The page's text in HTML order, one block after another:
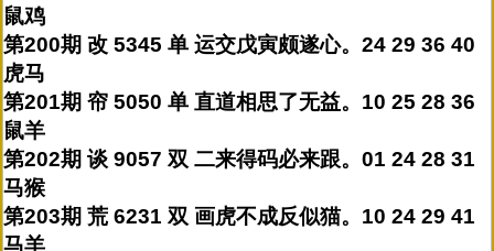
鼠鸡
第200期 改 5345 单 运交戊寅颇遂心。24 29 36 40
虎马
第201期 帘 5050 单 直道相思了无益。10 25 28 36
鼠羊
第202期 谈 9057 双 二来得码必来跟。01 24 28 31
马猴
第203期 荒 6231 双 画虎不成反似猫。10 24 29 41
马羊